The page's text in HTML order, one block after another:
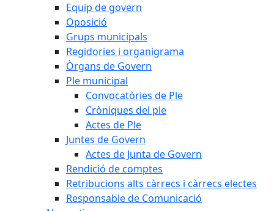
Equip de govern
Oposició
Grups municipals
Regidories i organigrama
Òrgans de Govern
Ple municipal
Convocatòries de Ple
Cròniques del ple
Actes de Ple
Juntes de Govern
Actes de Junta de Govern
Rendició de comptes
Retribucions alts càrrecs i càrrecs electes
Responsable de Comunicació